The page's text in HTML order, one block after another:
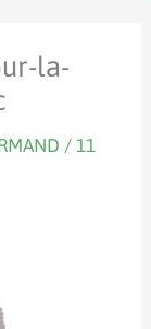
la-
/11